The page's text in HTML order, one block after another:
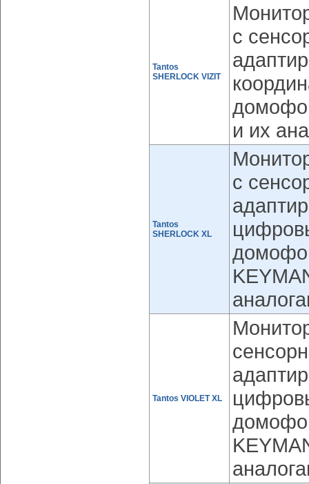
Tantos
SHERLOCK VIZIT
с
и их
Tantos
SHERLOCK XL
с
Tantos VIOLET XL